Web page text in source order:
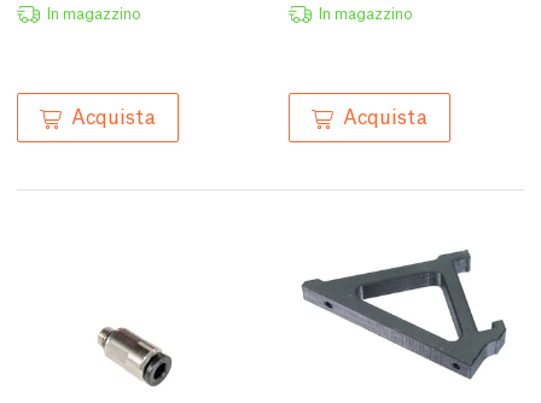
In magazzino
Acquista
In magazzino
Acquista